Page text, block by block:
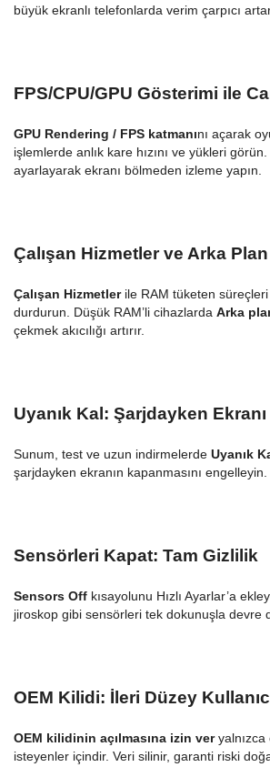
büyük ekranlı telefonlarda verim çarpıcı
FPS/CPU/GPU Gösterimi ile
GPU Rendering / FPS katmanını açarak
işlemlerde anlık kare hızını ve yükleri
ayarlayarak ekranı bölmeden izleme yapın.
Çalışan Hizmetler ve Arka Plan
Çalışan Hizmetlerile RAM tüketen
durdurun. Düşük RAM’li cihazlarda Arka
çekmek akıcılığı artırır.
Uyanık Kal: Şarjdayken
Sunum, test ve uzun indirmelerde Uyanık
şarjdayken ekranın kapanmasını engelleyin.
Sensörleri Kapat: Tam Gizlilik
Sensors Off kısayolunu Hızlı Ayarlar’a
jiroskop gibi sensörleri tek dokunuşla devre
OEM Kilidi: İleri Düzey
OEM kilidinin açılmasına izin veryalnızca
isteyenler içindir. Veri silinir, garanti riski